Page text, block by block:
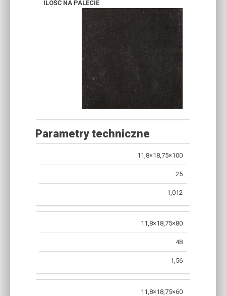
Parametry techniczne
NA
WAGA
[T]
11,8×18,75×100
25
1,012
11,8×18,75×80
48
1,56
11,8×18,75×60